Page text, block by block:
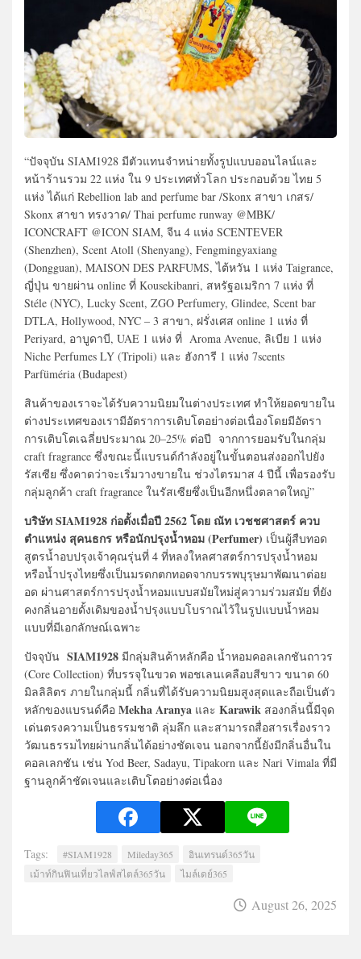
“ปัจจุบัน SIAM1928 มีตัวแทนจำหน่ายทั้งรูปแบบออนไลน์และ
หน้าร้านรวม 22 แห่ง ใน 9 ประเทศทั่วโลก ประกอบด้วย ไทย 5
แห่ง ได้แก่ Rebellion lab and perfume bar /Skonx สาขา เกสร/
Skonx สาขา ทรงวาด/ Thai perfume runway @MBK/
ICONCRAFT @ICON SIAM, จีน 4 แห่ง SCENTEVER
(Shenzhen), Scent Atoll (Shenyang), Fengmingyaxiang
(Dongguan), MAISON DES PARFUMS, ไต้หวัน 1 แห่ง Taigrance,
ญี่ปุ่น ขายผ่าน online ที่ Kousekibanri, สหรัฐอเมริกา 7 แห่ง ที่
Stéle (NYC), Lucky Scent, ZGO Perfumery, Glindee, Scent bar
DTLA, Hollywood, NYC – 3 สาขา, ฝรั่งเศส online 1 แห่ง ที่
Periyard, อาบูดาบี, UAE 1 แห่ง ที่ Aroma Avenue, ลิเบีย 1 แห่ง
Niche Perfumes LY (Tripoli) และ ฮังการี 1 แห่ง 7scents
Parfüméria (Budapest)
สินค้าของเราจะได้รับความนิยมในต่างประเทศ ทำให้ยอดขายใน
ต่างประเทศของเรามีอัตราการเติบโตอย่างต่อเนื่องโดยมีอัตรา
การเติบโตเฉลี่ยประมาณ 20–25% ต่อปี จากการยอมรับในกลุ่ม
craft fragrance ซึ่งขณะนี้แบรนด์กำลังอยู่ในขั้นตอนส่งออกไปยัง
รัสเซีย ซึ่งคาดว่าจะเริ่มวางขายใน ช่วงไตรมาส 4 ปีนี้ เพื่อรองรับ
กลุ่มลูกค้า craft fragrance ในรัสเซียซึ่งเป็นอีกหนึ่งตลาดใหญ่”
บริษัท SIAM1928 ก่อตั้งเมื่อปี 2562 โดย ณัท เวชชศาสตร์ ควบ
ตำแหน่ง สุคนธกร หรือนักปรุงน้ำหอม (Perfumer) เป็นผู้สืบทอด
สูตรน้ำอบปรุงเจ้าคุณรุ่นที่ 4 ที่หลงใหลศาสตร์การปรุงน้ำหอม
หรือน้ำปรุงไทยซึ่งเป็นมรดกตกทอดจากบรรพบุรุษมาพัฒนาต่อย
อด ผ่านศาสตร์การปรุงน้ำหอมแบบสมัยใหม่สู่ความร่วมสมัย ที่ยัง
คงกลิ่นอายดั้งเดิมของน้ำปรุงแบบโบราณไว้ในรูปแบบน้ำหอม
แบบที่มีเอกลักษณ์เฉพาะ
ปัจจุบัน SIAM1928 มีกลุ่มสินค้าหลักคือ น้ำหอมคอลเลกชันถาวร
(Core Collection) ที่บรรจุในขวด พอชเลนเคลือบสีขาว ขนาด 60
มิลลิลิตร ภายในกลุ่มนี้ กลิ่นที่ได้รับความนิยมสูงสุดและถือเป็นตัว
หลักของแบรนด์คือ Mekha Aranya และ Karawik สองกลิ่นนี้มีจุด
เด่นตรงความเป็นธรรมชาติ ลุ่มลึก และสามารถสื่อสารเรื่องราว
วัฒนธรรมไทยผ่านกลิ่นได้อย่างชัดเจน นอกจากนี้ยังมีกลิ่นอื่นใน
คอลเลกชัน เช่น Yod Beer, Sadayu, Tipakorn และ Nari Vimala ที่มี
ฐานลูกค้าชัดเจนและเติบโตอย่างต่อเนื่อง
Tags: #SIAM1928 Mileday365
อินเทรนด์365วัน
เม้าท์กินฟินเที่ยวไลฟ์สไตล์365วัน
ไมล์เดย์365
August 26, 2025